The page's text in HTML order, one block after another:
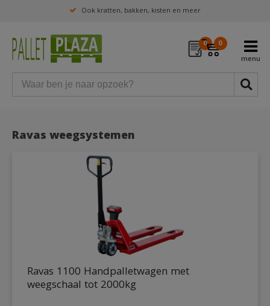
Ook kratten, bakken, kisten en meer
0 0
Ravas weegsystemen
Ravas 1100 Handpalletwagen met
weegschaal tot 2000kg